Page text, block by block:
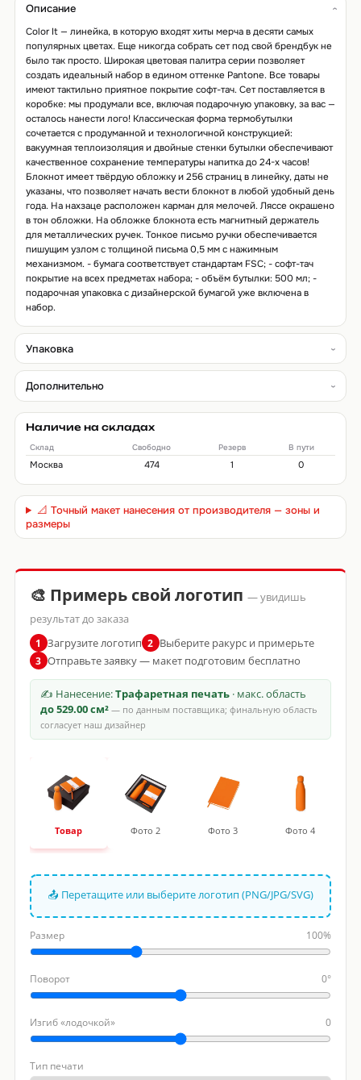
Описание
Color It — линейка, в которую входят хиты мерча в десяти самых
популярных цветах. Еще никогда собрать сет под свой брендбук не
было так просто. Широкая цветовая палитра серии позволяет
создать идеальный набор в едином оттенке Pantone. Все товары
имеют тактильно приятное покрытие софт-тач. Сет поставляется в
коробке: мы продумали все, включая подарочную упаковку, за вас —
осталось нанести лого! Классическая форма термобутылки
сочетается с продуманной и технологичной конструкцией:
вакуумная теплоизоляция и двойные стенки бутылки обеспечивают
качественное сохранение температуры напитка до 24-х часов!
Блокнот имеет твёрдую обложку и 256 страниц в линейку, даты не
указаны, что позволяет начать вести блокнот в любой удобный день
года. На нахзаце расположен карман для мелочей. Ляссе окрашено
в тон обложки. На обложке блокнота есть магнитный держатель
для металлических ручек. Тонкое письмо ручки обеспечивается
пишущим узлом с толщиной письма 0,5 мм с нажимным
механизмом. - бумага соответствует стандартам FSC; - софт-тач
покрытие на всех предметах набора; - объём бутылки: 500 мл; -
подарочная упаковка с дизайнерской бумагой уже включена в
набор.
Упаковка
Дополнительно
Наличие на складах
Склад Свободно Резерв В пути
Москва 474 1 0
📐 Точный макет нанесения от производителя — зоны и
размеры
🎨 Примерь свой логотип — увидишь
результат до заказа
1 Загрузите логотип 2 Выберите ракурс и примерьте
3 Отправьте заявку — макет подготовим бесплатно
✍ Нанесение:Трафаретная печать· макс. область
до 529.00 см²— по данным поставщика; финальную область
согласует наш дизайнер
Товар Фото 2 Фото 3 Фото 4
📤 Перетащите или выберите логотип (PNG/JPG/SVG)
Размер 100%
Поворот 0°
Изгиб «лодочкой» 0
Тип печати